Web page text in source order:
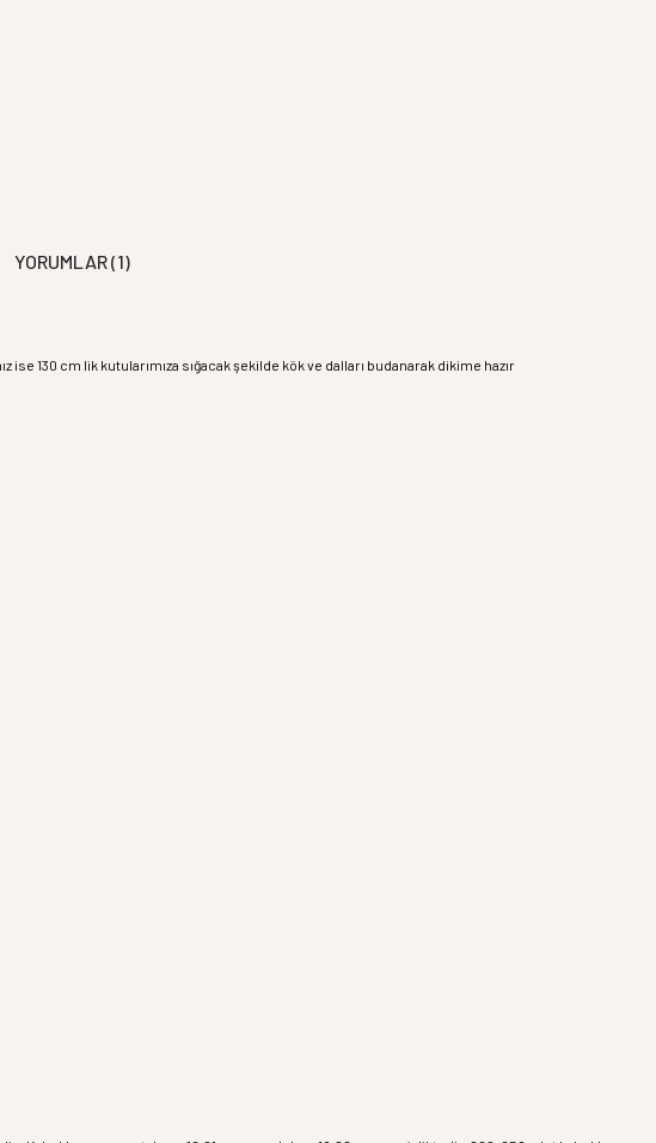
YORUMLAR (1)
130 cm lik kutularımıza sığacak şekilde kök ve dalları budanarak dikime hazır